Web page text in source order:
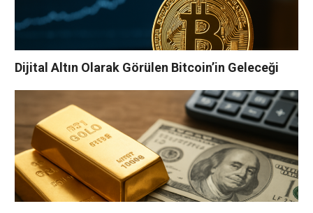
Dijital Altın Olarak Görülen Bitcoin’in Geleceği